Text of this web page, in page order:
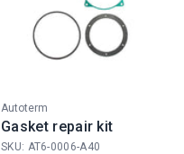
Fabrikat:
Autoterm
Gasket repair kit
SKU: AT6-0006-A40